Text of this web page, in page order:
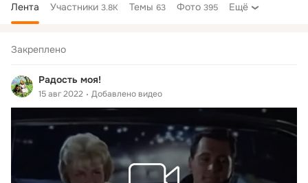
Лента Участники 3.8K Темы 63 Фото 395 Ещё
Закреплено
Радость моя!
15 авг 2022 Добавлено видео
колонка